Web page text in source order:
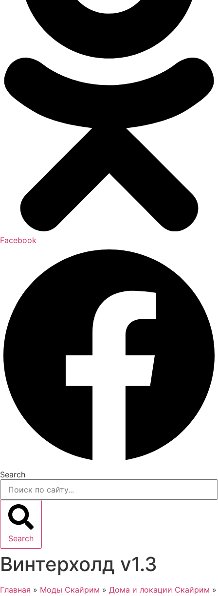
Facebook
Search
Search
Винтерхолд v1.3
Главная » Моды Скайрим » Дома и локации Скайрим »